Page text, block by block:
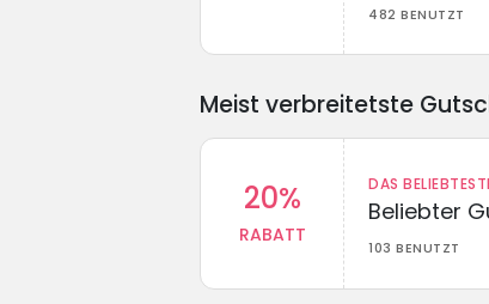
482 BENUTZT
Meist verbreitetste
20%
RABATT
DAS
Beliebter
103 BENUTZT